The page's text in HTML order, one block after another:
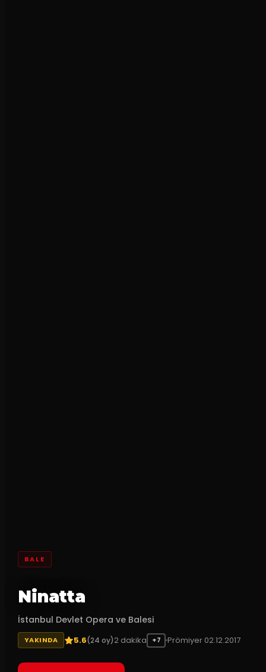
BALE
Ninatta
İstanbul Devlet Opera ve Balesi
YAKINDA 5.6(24 oy)2 dakika +7 Prömiyer 02.12.2017